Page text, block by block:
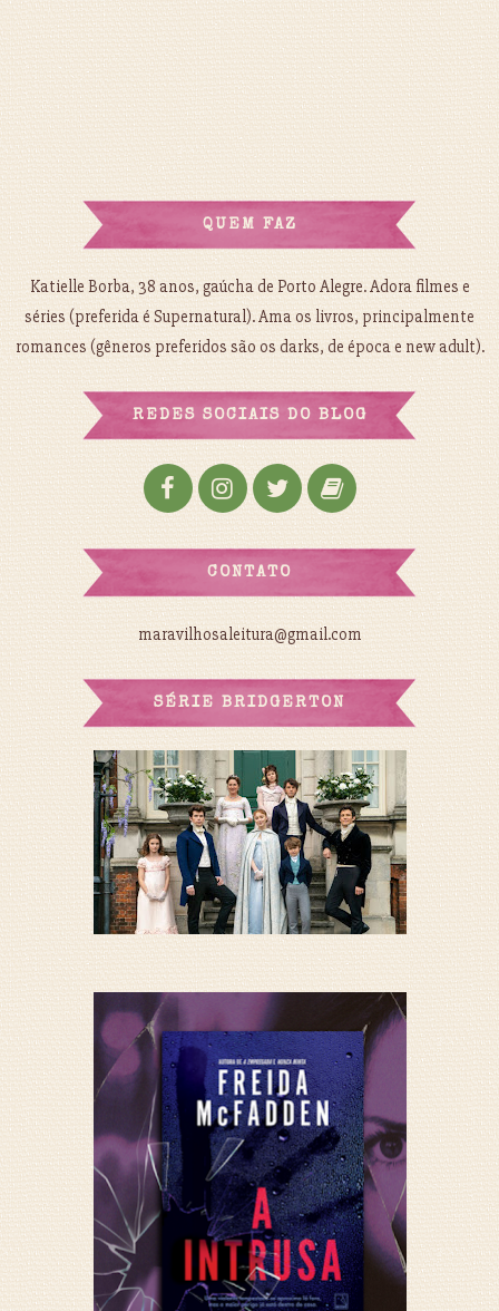
QUEM FAZ
Katielle Borba, 38 anos, gaúcha de Porto Alegre. Adora filmes e
séries (preferida é Supernatural). Ama os livros, principalmente
romances (gêneros preferidos são os darks, de época e new adult).
REDES SOCIAIS DO BLOG
CONTATO
maravilhosaleitura@gmail.com
SÉRIE BRIDGERTON